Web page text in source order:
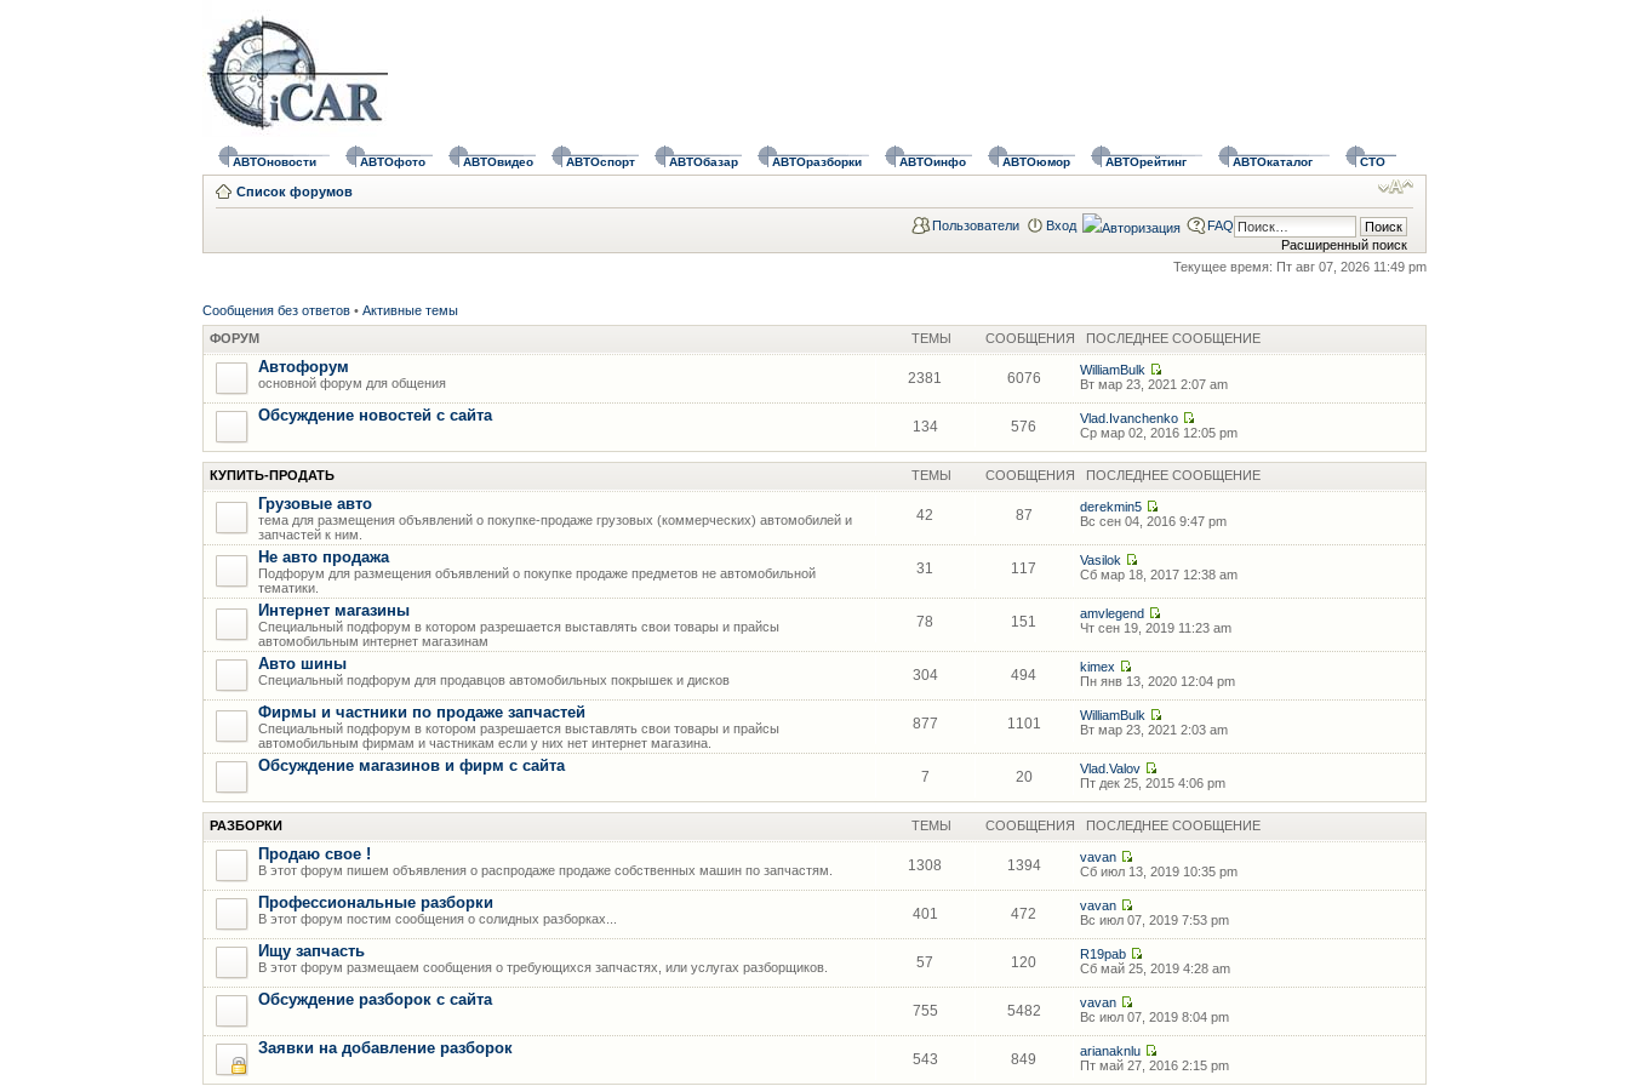
АВТОновости АВТОфото АВТОвидео АВТОспорт АВТОбазар АВТОразборки АВТОинфо АВТОюмор АВТОрейтинг АВТОкаталог СТО
Список форумов
Расширенный поиск
Пользователи Вход FAQ
Текущее время: Пт авг 07, 2026 11:49 pm
Сообщения без ответов • Активные темы
ФОРУМ
ТЕМЫ СООБЩЕНИЯ ПОСЛЕДНЕЕ СООБЩЕНИЕ
Автофорум
основной форум для общения 2381 6076
WilliamBulk
Вт мар 23, 2021 2:07 am
Обсуждение новостей с сайта
134 576
Vlad.Ivanchenko
Ср мар 02, 2016 12:05 pm
КУПИТЬ-ПРОДАТЬ ТЕМЫ СООБЩЕНИЯ ПОСЛЕДНЕЕ СООБЩЕНИЕ
Грузовые авто
тема для размещения объявлений о покупке-продаже грузовых (коммерческих) автомобилей и
запчастей к ним.
42 87
derekmin5
Вс сен 04, 2016 9:47 pm
Не авто продажа
Подфорум для размещения объявлений о покупке продаже предметов не автомобильной
тематики.
31 117
Vasilok
Сб мар 18, 2017 12:38 am
Интернет магазины
Специальный подфорум в котором разрешается выставлять свои товары и прайсы
автомобильным интернет магазинам
78 151
amvlegend
Чт сен 19, 2019 11:23 am
Авто шины
Специальный подфорум для продавцов автомобильных покрышек и дисков 304 494
kimex
Пн янв 13, 2020 12:04 pm
Фирмы и частники по продаже запчастей
Специальный подфорум в котором разрешается выставлять свои товары и прайсы
автомобильным фирмам и частникам если у них нет интернет магазина.
877 1101
WilliamBulk
Вт мар 23, 2021 2:03 am
Обсуждение магазинов и фирм с сайта
7 20
Vlad.Valov
Пт дек 25, 2015 4:06 pm
РАЗБОРКИ ТЕМЫ СООБЩЕНИЯ ПОСЛЕДНЕЕ СООБЩЕНИЕ
Продаю свое !
В этот форум пишем объявления о распродаже продаже собственных машин по запчастям. 1308 1394
vavan
Сб июл 13, 2019 10:35 pm
Профессиональные разборки
В этот форум постим сообщения о солидных разборках... 401 472
vavan
Вс июл 07, 2019 7:53 pm
Ищу запчасть
В этот форум размещаем сообщения о требующихся запчастях, или услугах разборщиков. 57 120
R19pab
Сб май 25, 2019 4:28 am
Обсуждение разборок с сайта
755 5482
vavan
Вс июл 07, 2019 8:04 pm
Заявки на добавление разборок
543 849
arianaknlu
Пт май 27, 2016 2:15 pm